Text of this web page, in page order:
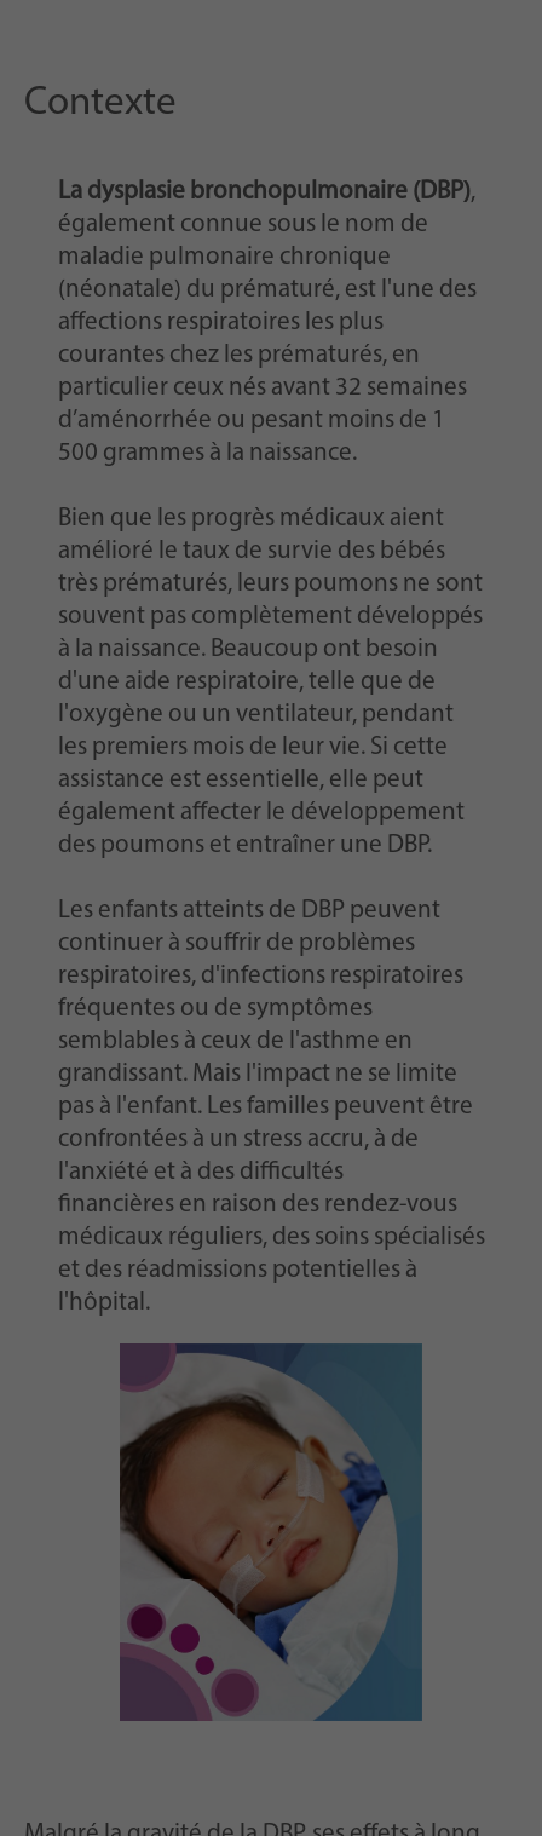
Contexte
La dysplasie bronchopulmonaire (DBP),
également connue sous le nom de
maladie pulmonaire chronique
(néonatale) du prématuré, est l'une des
affections respiratoires les plus
courantes chez les prématurés, en
particulier ceux nés avant 32 semaines
d’aménorrhée ou pesant moins de 1
500 grammes à la naissance.
Bien que les progrès médicaux aient
amélioré le taux de survie des bébés
très prématurés, leurs poumons ne sont
souvent pas complètement développés
à la naissance. Beaucoup ont besoin
d'une aide respiratoire, telle que de
l'oxygène ou un ventilateur, pendant
les premiers mois de leur vie. Si cette
assistance est essentielle, elle peut
également affecter le développement
des poumons et entraîner une DBP.
Les enfants atteints de DBP peuvent
continuer à souffrir de problèmes
respiratoires, d'infections respiratoires
fréquentes ou de symptômes
semblables à ceux de l'asthme en
grandissant. Mais l'impact ne se limite
pas à l'enfant. Les familles peuvent être
confrontées à un stress accru, à de
l'anxiété et à des difficultés
financières en raison des rendez-vous
médicaux réguliers, des soins spécialisés
et des réadmissions potentielles à
l'hôpital.